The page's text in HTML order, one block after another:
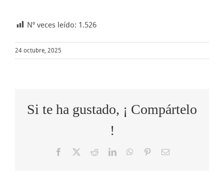
Nº veces leído: 1.526
24 octubre, 2025
Si te ha gustado, ¡ Compártelo
!
Facebook RedditLinkedInWhatsApp
PinterestCorreo